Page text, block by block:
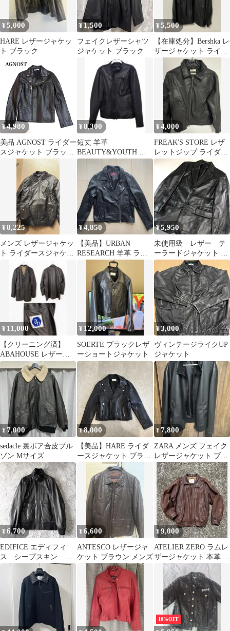
¥5,000
HARE レザージャケッ
ト ブラック
¥ 1,500
フェイクレザーシャツ
ジャケット ブラック
¥5,500
【在庫処分】Bershka レ
ザージャケット ライダ
ース アウター
¥4,980
美品 AGNOST ライダー
スジャケット ブラック
ラムレザー 羊革38 Y2K
¥8,300
短丈 羊革
BEAUTY&YOUTH シ
ングルライダースジャ
ケット ブラック M
¥4,000
FREAK'S STORE レザ
レットジップ ライダー
スジャケット
¥8,225
メンズ レザージャケッ
ト ライダースジャケッ
ト コート 本革 防寒 M
サイズ
¥4,850
【美品】URBAN
RESEARCH 羊革 ライ
ダースジャケット 36
¥5,950
未使用級 レザー テ
ーラードジャケット シ
ングル 2B ラムレザ
ー シープスキン
¥ 11,000
【クリーニング済】
ABAHOUSE レザージ
ャケット ハーフコート
¥ 12,000
SOERTE ブラックレザ
ーショートジャケット
¥3,000
ヴィンテージライクUP
ジャケット
¥ 7,000
sedacle 裏ボア合皮ブル
ゾン Mサイズ
¥8,000
【美品】HARE ライダ
ースジャケット ブラッ
¥7,800
ZARA メンズ フェイク
レザージャケット ブラ
ック M
¥6,700
EDIFICE エディフィ
ス シープスキン ラ
イダース レザージャ
ケット 38
¥6,600
ANTESCO レザージャ
ケット ブラウン メンズ
¥9,000
ATELIER ZERO ラムレ
ザージャケット 本革 ブ
ラウン LL
10%OFF